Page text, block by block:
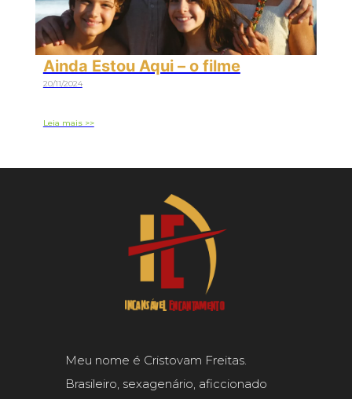
Ainda Estou Aqui – o filme
20/11/2024
Leia mais >>
Meu nome é Cristovam Freitas.
Brasileiro, sexagenário, aficcionado